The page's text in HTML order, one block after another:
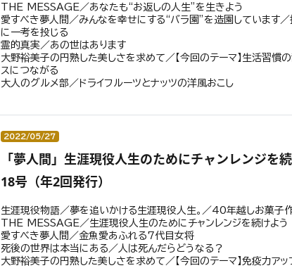
THE MESSAGE／あなたも“お返しの人生”を生きよう
愛すべき夢人間／みんなを幸せにする“バラ園”を造園しています
に一考を投じる
霊的真実／あの世はあります
大野裕美子の円熟した美しさを求めて／【今回のテーマ】生活習慣
スにつながる
大人のグルメ部／ドライフルーツとナッツの洋風おこし
2022/05/27
「夢人間」生涯現役人生のためにチャンレンジを
18号（年2回発行）
生涯現役物語／夢を追いかける生涯現役人生。／40年越しお菓子
THE MESSAGE／生涯現役人生のためにチャンレンジを続けよう
愛すべき夢人間／金魚愛あふれる7代目女将
死後の世界は本当にある／人は死んだらどうなる？
大野裕美子の円熟した美しさを求めて／【今回のテーマ】免疫力ア